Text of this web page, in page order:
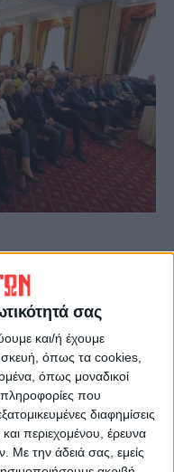
σας
και/ή έχουμε
όπως τα cookies,
όπως μοναδικοί
που
διαφημίσεις
περιεχομένου, έρευνα
Με την άδειά σας, εμείς
η πρόταση,
της
άλλη για την
τονίζεται ότι η
άμεσα από 4
πλημμυρών και
καλλιεργειών